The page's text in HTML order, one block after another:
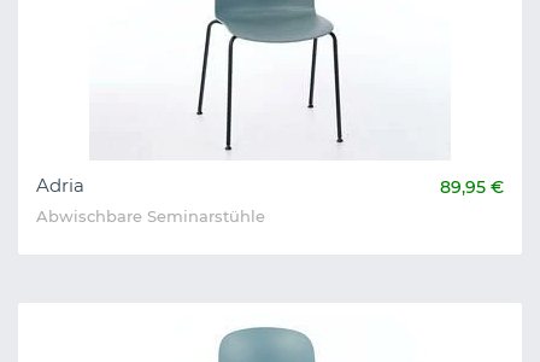
Adria 89,95 €
Abwischbare Seminarstühle